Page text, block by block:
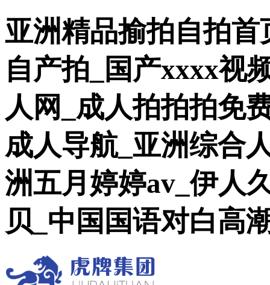
亚洲精品揄拍自拍首
自产拍_国产xxxx视
人网_成人拍拍拍免
成人导航_亚洲综合
洲五月婷婷av_伊人
贝_中国国语对白高